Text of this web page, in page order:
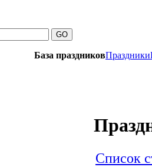
База праздниковПраздники
Список